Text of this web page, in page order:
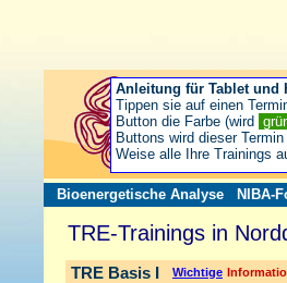
Bioenergetische Analyse NIBA-
TRE-Trainings in
TRE Basis I Wichtige
Anleitung für Tablet und
Tippen sie auf einen
Button die Farbe (wird
Buttons wird dieser
Weise alle Ihre Trainings